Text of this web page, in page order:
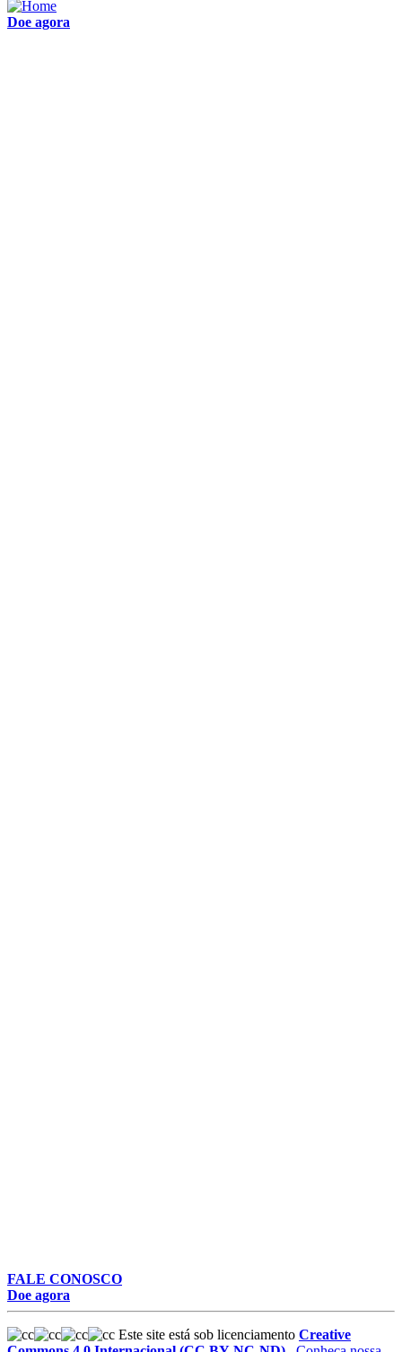
Doe agora
FALE CONOSCO
Doe agora
Este site está sob licenciamento Creative